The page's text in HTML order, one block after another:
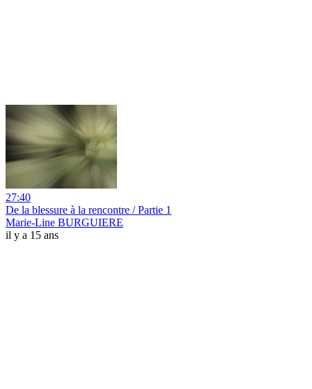
27:40
De la blessure à la rencontre / Partie 1
Marie-Line BURGUIERE
il y a 15 ans